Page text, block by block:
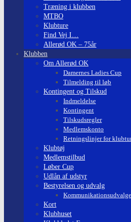
Træning i klubben
MTBO
Klubture
Find Vej I…
Allerød OK – 75år
Klubben
Om Allerød OK
Damernes Ladies Cup
Tilmelding til løb
Kontingent og Tilskud
Indmeldelse
Kontingent
Tilskudsregler
Medlemskonto
Retningslinjer for
Klubtøj
Medlemstilbud
Løber Cup
Udlån af udstyr
Bestyrelsen og udvalg
Kort
Klubhuset